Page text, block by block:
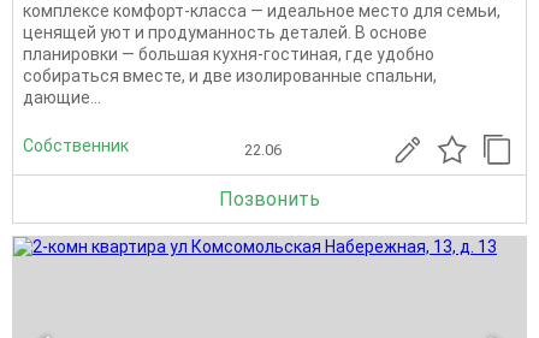
комплексе комфорт-класса — идеальное место для семьи,
ценящей уют и продуманность деталей. В основе
планировки — большая кухня-гостиная, где удобно
собираться вместе, и две изолированные спальни,
дающие...
Собственник 22.06
Позвонить